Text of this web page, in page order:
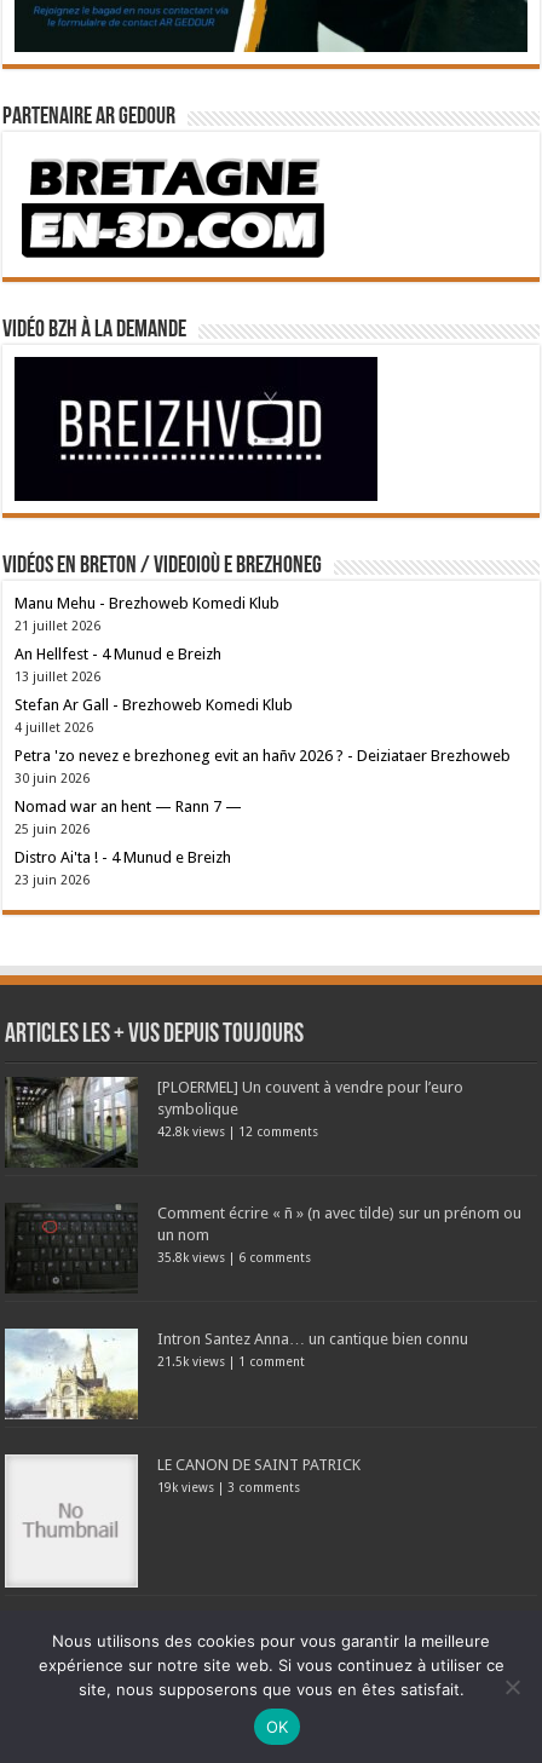
Partenaire Ar Gedour
Vidéo BZH à la demande
Vidéos en breton / Videoioù e brezhoneg
Manu Mehu - Brezhoweb Komedi Klub
21 juillet 2026
An Hellfest - 4 Munud e Breizh
13 juillet 2026
Stefan Ar Gall - Brezhoweb Komedi Klub
4 juillet 2026
Petra 'zo nevez e brezhoneg evit an hañv 2026 ? - Deiziataer Brezhoweb
30 juin 2026
Nomad war an hent — Rann 7 —
25 juin 2026
Distro Ai'ta ! - 4 Munud e Breizh
23 juin 2026
Articles les + vus depuis toujours
[PLOERMEL] Un couvent à vendre pour l’euro
symbolique
42.8k views | 12 comments
Comment écrire « ñ » (n avec tilde) sur un prénom ou
un nom
35.8k views | 6 comments
Intron Santez Anna… un cantique bien connu
21.5k views | 1 comment
LE CANON DE SAINT PATRICK
19k views | 3 comments
Prière (originale) à Sainte Cécile, patronne des
Articles les + commentés ce mois
Ne manquez pas la nouveauté de Bernard Rio "LA REVOLUTION DES
CLIQUEZ ICI POUR EN SAVOIR PLUS
Nous utilisons des cookies pour vous garantir la meilleure
expérience sur notre site web. Si vous continuez à utiliser ce
site, nous supposerons que vous en êtes satisfait.
OK